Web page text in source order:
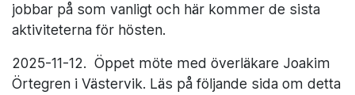
jobbar på som vanligt och här kommer de sista
aktiviteterna för hösten.
2025-11-12. Öppet möte med överläkare Joakim
Örtegren i Västervik. Läs på följande sida om detta